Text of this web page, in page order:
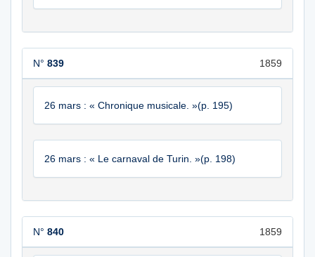
1859
N° 839
26 mars : « Chronique musicale. »(p. 195)
26 mars : « Le carnaval de Turin. »(p. 198)
1859
N° 840